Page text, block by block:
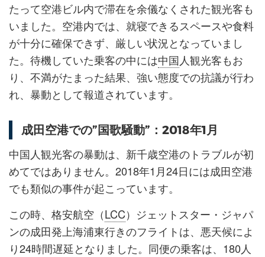
たって空港ビル内で滞在を余儀なくされた観光客も
いました。空港内では、就寝できるスペースや食料
が十分に確保できず、厳しい状況となっていまし
た。待機していた乗客の中には中国人観光客もお
り、不満がたまった結果、強い態度での抗議が行わ
れ、暴動として報道されています。
成田空港での”国歌騒動”：2018年1月
中国人観光客の暴動は、新千歳空港のトラブルが初
めてではありません。2018年1月24日には成田空港
でも類似の事件が起こっています。
この時、格安航空（LCC）ジェットスター・ジャパ
ンの成田発上海浦東行きのフライトは、悪天候によ
り24時間遅延となりました。同便の乗客は、180人